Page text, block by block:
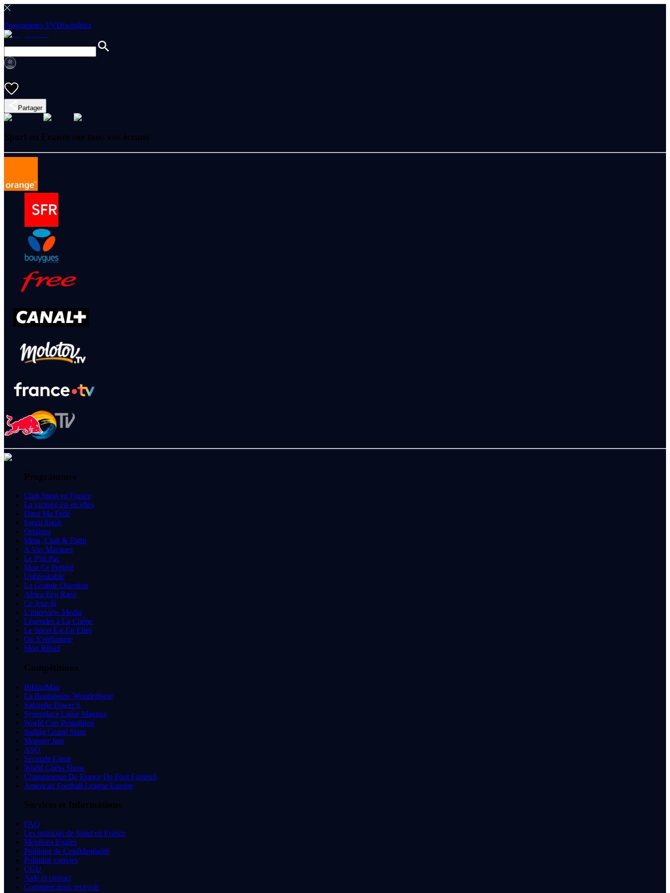
Programmes TVDisciplines
Partager
Sport en France sur tous vos écrans
Programmes
Club Sport en France
La victoire est en elles
Dans Ma Fédé
Esprit Sport
Origines
Mma, Chill & Fight
A Vos Marques
Le P'tit Pac
Mon Gr Préféré
Unbreakable
La Grande Question
Africa Eco Race
Ce Jour-là
L'interview Media
Légendes à La Chêne
Le Sport Est En Elles
On S'enflamme
Mon Rituel
Compétitions
BikingMan
La Boulangère Wonderligue
Saforelle Power 6
Synerglace Ligue Magnus
World Cup Pentathlon
Sailing Grand Slam
Monster Jam
ASO
Seconde Ligue
World Chess Show
Championnat De France De Foot Fauteuil
American Football League Europe
Services et Informations
FAQ
Les missions de Sport en France
Mentions légales
Politique de Confidentialité
Politique cookies
CGU
Aide et contact
Comment nous recevoir